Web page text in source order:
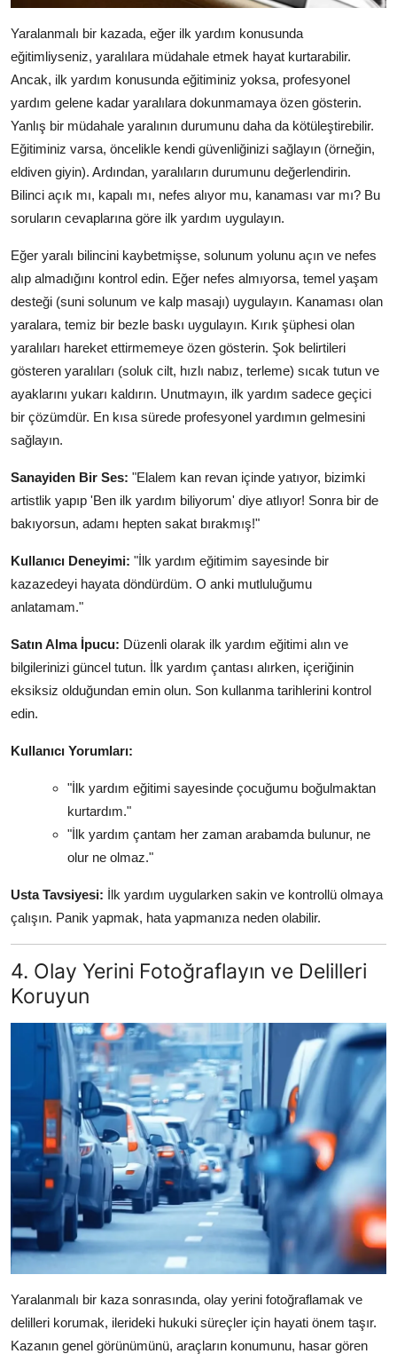
Yaralanmalı bir kazada, eğer ilk yardım konusunda
eğitimliyseniz, yaralılara müdahale etmek hayat kurtarabilir.
Ancak, ilk yardım konusunda eğitiminiz yoksa, profesyonel
yardım gelene kadar yaralılara dokunmamaya özen gösterin.
Yanlış bir müdahale yaralının durumunu daha da kötüleştirebilir.
Eğitiminiz varsa, öncelikle kendi güvenliğinizi sağlayın (örneğin,
eldiven giyin). Ardından, yaralıların durumunu değerlendirin.
Bilinci açık mı, kapalı mı, nefes alıyor mu, kanaması var mı? Bu
soruların cevaplarına göre ilk yardım uygulayın.
Eğer yaralı bilincini kaybetmişse, solunum yolunu açın ve nefes
alıp almadığını kontrol edin. Eğer nefes almıyorsa, temel yaşam
desteği (suni solunum ve kalp masajı) uygulayın. Kanaması olan
yaralara, temiz bir bezle baskı uygulayın. Kırık şüphesi olan
yaralıları hareket ettirmemeye özen gösterin. Şok belirtileri
gösteren yaralıları (soluk cilt, hızlı nabız, terleme) sıcak tutun ve
ayaklarını yukarı kaldırın. Unutmayın, ilk yardım sadece geçici
bir çözümdür. En kısa sürede profesyonel yardımın gelmesini
sağlayın.
Sanayiden Bir Ses: "Elalem kan revan içinde yatıyor, bizimki
artistlik yapıp 'Ben ilk yardım biliyorum' diye atlıyor! Sonra bir de
bakıyorsun, adamı hepten sakat bırakmış!"
Kullanıcı Deneyimi: "İlk yardım eğitimim sayesinde bir
kazazedeyi hayata döndürdüm. O anki mutluluğumu
anlatamam."
Satın Alma İpucu: Düzenli olarak ilk yardım eğitimi alın ve
bilgilerinizi güncel tutun. İlk yardım çantası alırken, içeriğinin
eksiksiz olduğundan emin olun. Son kullanma tarihlerini kontrol
edin.
Kullanıcı Yorumları:
"İlk yardım eğitimi sayesinde çocuğumu boğulmaktan
kurtardım."
"İlk yardım çantam her zaman arabamda bulunur, ne
olur ne olmaz."
Usta Tavsiyesi: İlk yardım uygularken sakin ve kontrollü olmaya
çalışın. Panik yapmak, hata yapmanıza neden olabilir.
4. Olay Yerini Fotoğraflayın ve Delilleri
Koruyun
Yaralanmalı bir kaza sonrasında, olay yerini fotoğraflamak ve
delilleri korumak, ilerideki hukuki süreçler için hayati önem taşır.
Kazanın genel görünümünü, araçların konumunu, hasar gören